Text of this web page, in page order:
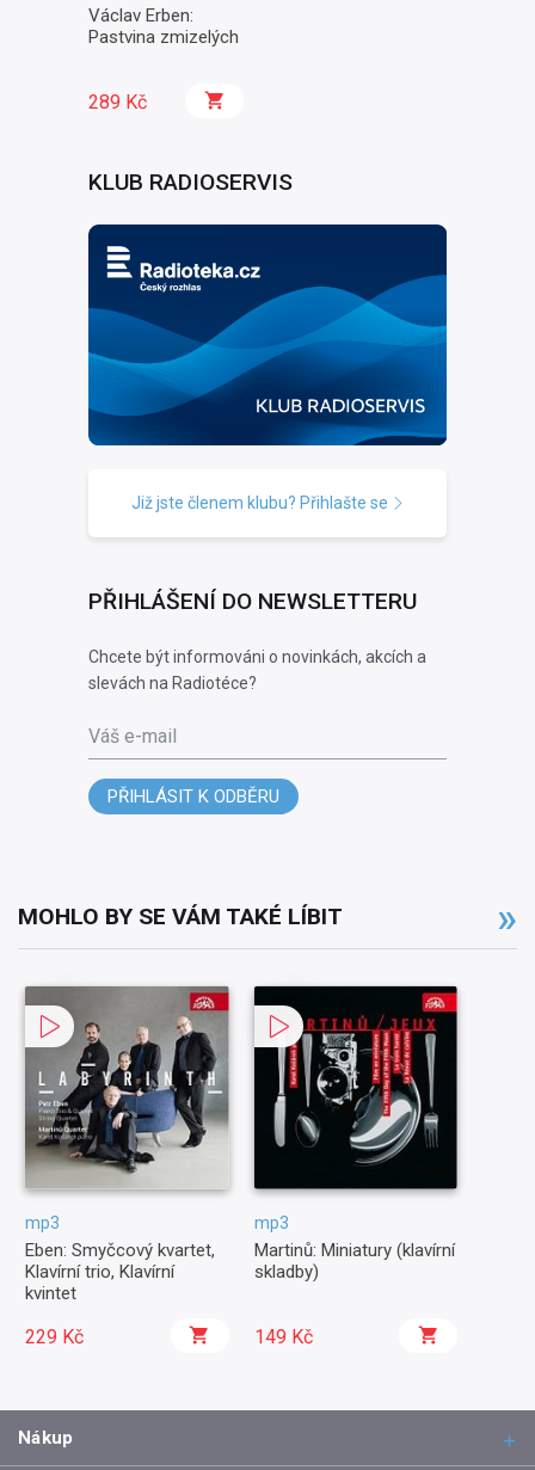
Václav Erben:
Pastvina zmizelých
289 Kč
KLUB RADIOSERVIS
Již jste členem klubu? Přihlašte se
PŘIHLÁŠENÍ DO NEWSLETTERU
Chcete být informováni o novinkách, akcích a
slevách na Radiotéce?
Váš e-mail
PŘIHLÁSIT K ODBĚRU
MOHLO BY SE VÁM TAKÉ LÍBIT
mp3
Eben: Smyčcový kvartet,
Klavírní trio, Klavírní
kvintet
229 Kč
mp3
Martinů: Miniatury (klavírní
skladby)
149 Kč
Nákup